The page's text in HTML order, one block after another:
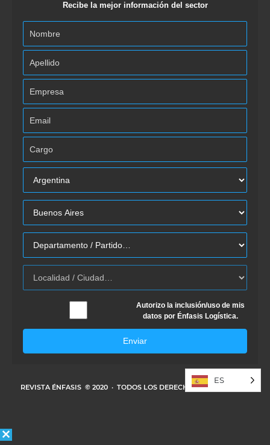
Recibe la mejor información del sector
Autorizo la inclusión/uso de mis
datos por Énfasis Logística.
Enviar
REVISTA ÉNFASIS © 2020 · TODOS LOS DERECHOS RESERVADOS
ES